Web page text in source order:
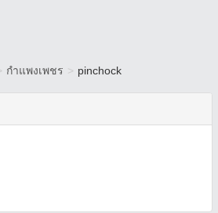
กำแพงเพชร > pinchock